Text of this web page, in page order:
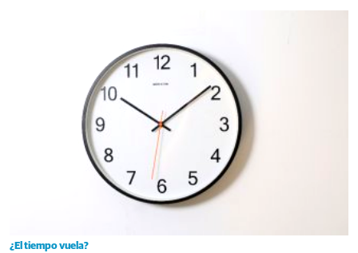
¿El tiempo vuela?